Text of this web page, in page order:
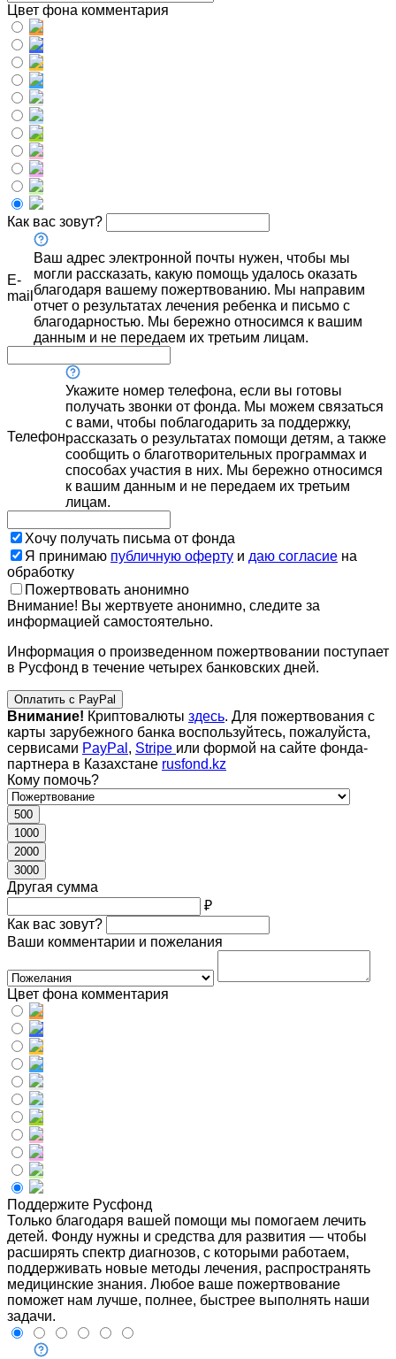
Цвет фона комментария
Как вас зовут?
E-
mail
Ваш адрес электронной почты нужен, чтобы мы
могли рассказать, какую помощь удалось оказать
благодаря вашему пожертвованию. Мы направим
отчет о результатах лечения ребенка и письмо с
благодарностью. Мы бережно относимся к вашим
данным и не передаем их третьим лицам.
Телефон
Укажите номер телефона, если вы готовы
получать звонки от фонда. Мы можем связаться
с вами, чтобы поблагодарить за поддержку,
рассказать о результатах помощи детям, а также
сообщить о благотворительных программах и
способах участия в них. Мы бережно относимся
к вашим данным и не передаем их третьим
лицам.
Хочу получать письма от фонда
Я принимаю публичную оферту и даю согласие на
обработку
Пожертвовать анонимно
Внимание! Вы жертвуете анонимно, следите за
информацией самостоятельно.
Информация о произведенном пожертвовании поступает
в Русфонд в течение четырех банковских дней.
Оплатить с PayPal
Внимание! Криптовалюты здесь. Для пожертвования с
карты зарубежного банка воспользуйтесь, пожалуйста,
сервисами PayPal , Stripe или формой на сайте фонда-
партнера в Казахстане rusfond.kz
Кому помочь?
500
1000
2000
3000
Другая сумма
₽
Как вас зовут?
Ваши комментарии и пожелания
Цвет фона комментария
Поддержите Русфонд
Только благодаря вашей помощи мы помогаем лечить
детей. Фонду нужны и средства для развития — чтобы
расширять спектр диагнозов, с которыми работаем,
поддерживать новые методы лечения, распространять
медицинские знания. Любое ваше пожертвование
поможет нам лучше, полнее, быстрее выполнять наши
задачи.